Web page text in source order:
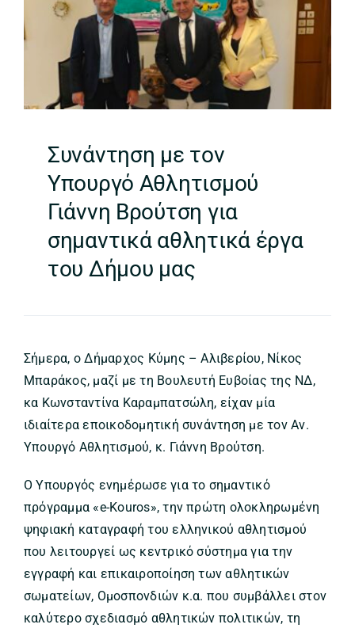
Συνάντηση με τον
Υπουργό Αθλητισμού
Γιάννη Βρούτση για
σημαντικά αθλητικά έργα
του Δήμου μας
Σήμερα, ο Δήμαρχος Κύμης – Αλιβερίου, Νίκος
Μπαράκος, μαζί με τη Βουλευτή Ευβοίας της ΝΔ,
κα Κωνσταντίνα Καραμπατσώλη, είχαν μία
ιδιαίτερα εποικοδομητική συνάντηση με τον Αν.
Υπουργό Αθλητισμού, κ. Γιάννη Βρούτση.
Ο Υπουργός ενημέρωσε για το σημαντικό
πρόγραμμα «e-Kouros», την πρώτη ολοκληρωμένη
ψηφιακή καταγραφή του ελληνικού αθλητισμού
που λειτουργεί ως κεντρικό σύστημα για την
εγγραφή και επικαιροποίηση των αθλητικών
σωματείων, Ομοσπονδιών κ.α. που συμβάλλει στον
καλύτερο σχεδιασμό αθλητικών πολιτικών, τη